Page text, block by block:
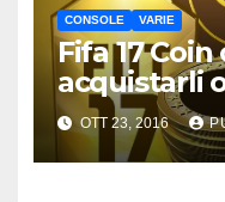
CONSOLE VARIE
Fifa 17
acquistarli
OTT 23, 2016